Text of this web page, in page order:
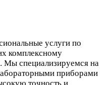
услуги по
комплексному
Мы специализируемся на
приборами